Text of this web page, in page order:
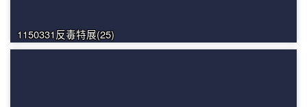
1150331反毒特展(25)